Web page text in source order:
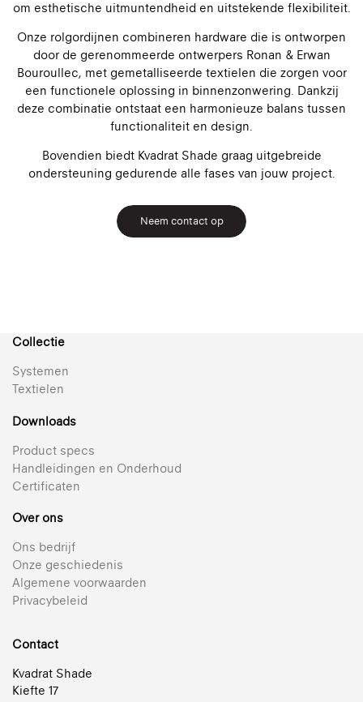
om esthetische uitmuntendheid en uitstekende flexibiliteit.
Onze rolgordijnen combineren hardware die is ontworpen
door de gerenommeerde ontwerpers Ronan & Erwan
Bouroullec, met gemetalliseerde textielen die zorgen voor
een functionele oplossing in binnenzonwering. Dankzij
deze combinatie ontstaat een harmonieuze balans tussen
functionaliteit en design.
Bovendien biedt Kvadrat Shade graag uitgebreide
ondersteuning gedurende alle fases van jouw project.
Neem contact op
Collectie
Systemen
Textielen
Downloads
Product specs
Handleidingen en Onderhoud
Certificaten
Over ons
Ons bedrijf
Onze geschiedenis
Algemene voorwaarden
Privacybeleid
Contact
Kvadrat Shade
Kiefte 17